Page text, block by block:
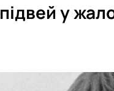
у